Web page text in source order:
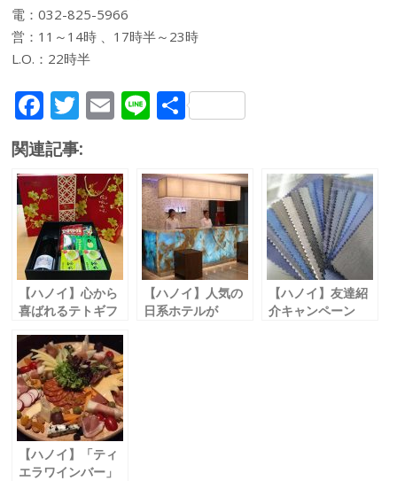
電：032-825-5966
営：11～14時 、17時半～23時
L.O.：22時半
F
ac
e
b
o
o
k
T
itt
er
E
l
Li 共
関連記事:
【ハノイ】心から
喜ばれるテトギフ
>「シンバ・トレ
ーディング /
SIMBA Trading」
【ハノイ】人気の
日系ホテルが
【ハノイ】友達紹
介キャンペーン
【ハノイ】「ティ
エラワインバー」